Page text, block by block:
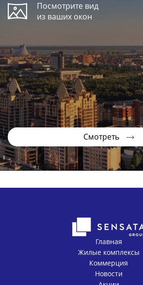
Посмотрите вид
из ваших окон
Смотреть
Главная
Жилые комплексы
Коммерция
Новости